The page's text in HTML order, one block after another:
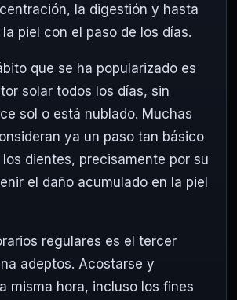
la digestión y hasta
piel con el paso de los días.
que se ha popularizado es
solar todos los días, sin
sol o está nublado. Muchas
ya un paso tan básico
dientes, precisamente por su
el daño acumulado en la piel
regulares es el tercer
adeptos. Acostarse y
misma hora, incluso los fines